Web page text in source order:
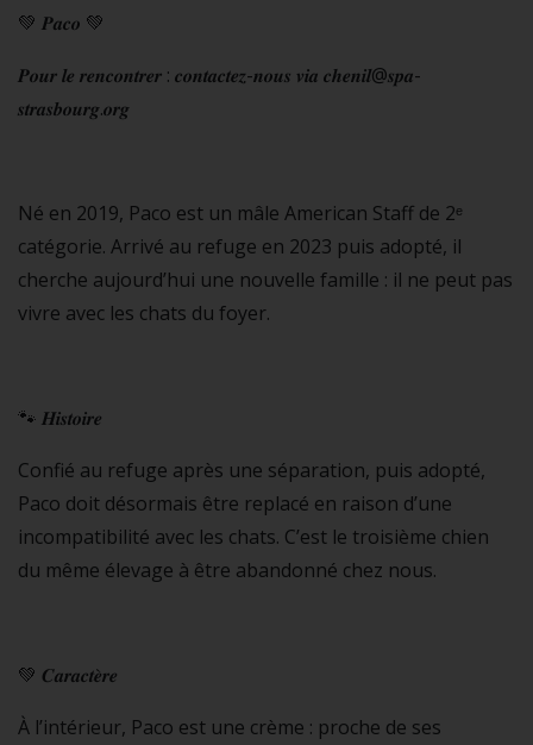
💚 𝑷𝒂𝒄𝒐 💚
𝑷𝒐𝒖𝒓 𝒍𝒆 𝒓𝒆𝒏𝒄𝒐𝒏𝒕𝒓𝒆𝒓 : 𝒄𝒐𝒏𝒕𝒂𝒄𝒕𝒆𝒛-𝒏𝒐𝒖𝒔 𝒗𝒊𝒂 𝒄𝒉𝒆𝒏𝒊𝒍@𝒔𝒑𝒂-
𝒔𝒕𝒓𝒂𝒔𝒃𝒐𝒖𝒓𝒈.𝒐𝒓𝒈
Né en 2019, Paco est un mâle American Staff de 2ᵉ
catégorie. Arrivé au refuge en 2023 puis adopté, il
cherche aujourd’hui une nouvelle famille : il ne peut pas
vivre avec les chats du foyer.
🐾 𝑯𝒊𝒔𝒕𝒐𝒊𝒓𝒆
Confié au refuge après une séparation, puis adopté,
Paco doit désormais être replacé en raison d’une
incompatibilité avec les chats. C’est le troisième chien
du même élevage à être abandonné chez nous.
💚 𝑪𝒂𝒓𝒂𝒄𝒕𝒆̀𝒓𝒆
À l’intérieur, Paco est une crème : proche de ses